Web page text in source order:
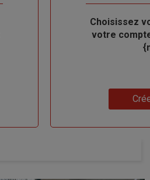
Body
Choisissez
votre